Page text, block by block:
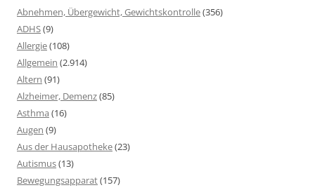
Abnehmen, Übergewicht, Gewichtskontrolle(356)
ADHS(9)
Allergie(108)
Allgemein (2.914)
Altern (91)
Alzheimer, Demenz(85)
Asthma (16)
Augen (9)
Aus der Hausapotheke(23)
Autismus(13)
Bewegungsapparat(157)